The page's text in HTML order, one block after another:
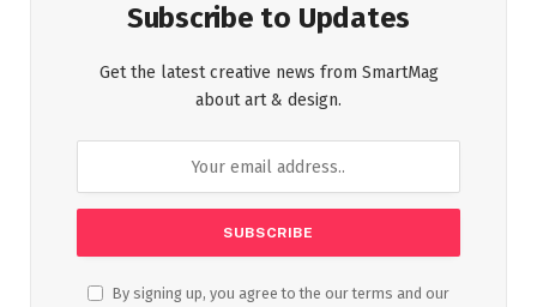
Subscribe to Updates
Get the latest creative news from SmartMag
about art & design.
By signing up, you agree to the our terms and our